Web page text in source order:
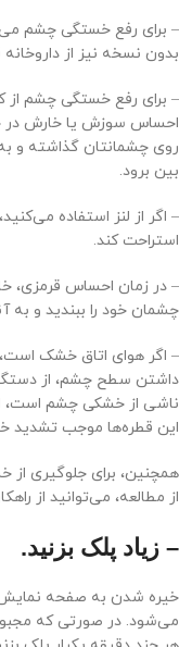
– برای رفع خستگی چشم
بدون نسخه نیز از
– برای رفع خستگی چشم از
احساس سوزش یا خارش در
بین برود.
– اگر از لنز استفاده
استراحت کند.
چشمان خود را ببندید و به
– اگر هوای اتاق خشک
داشتن سطح چشم، از
ناشی از خشکی چشم است،
این قطره‌ها موجب
همچنین، برای جلوگیری
از مطالعه، می‌توانید از
– زیاد پلک بزنید.
خیره شدن به صفحه
می‌شود. در صورتی که